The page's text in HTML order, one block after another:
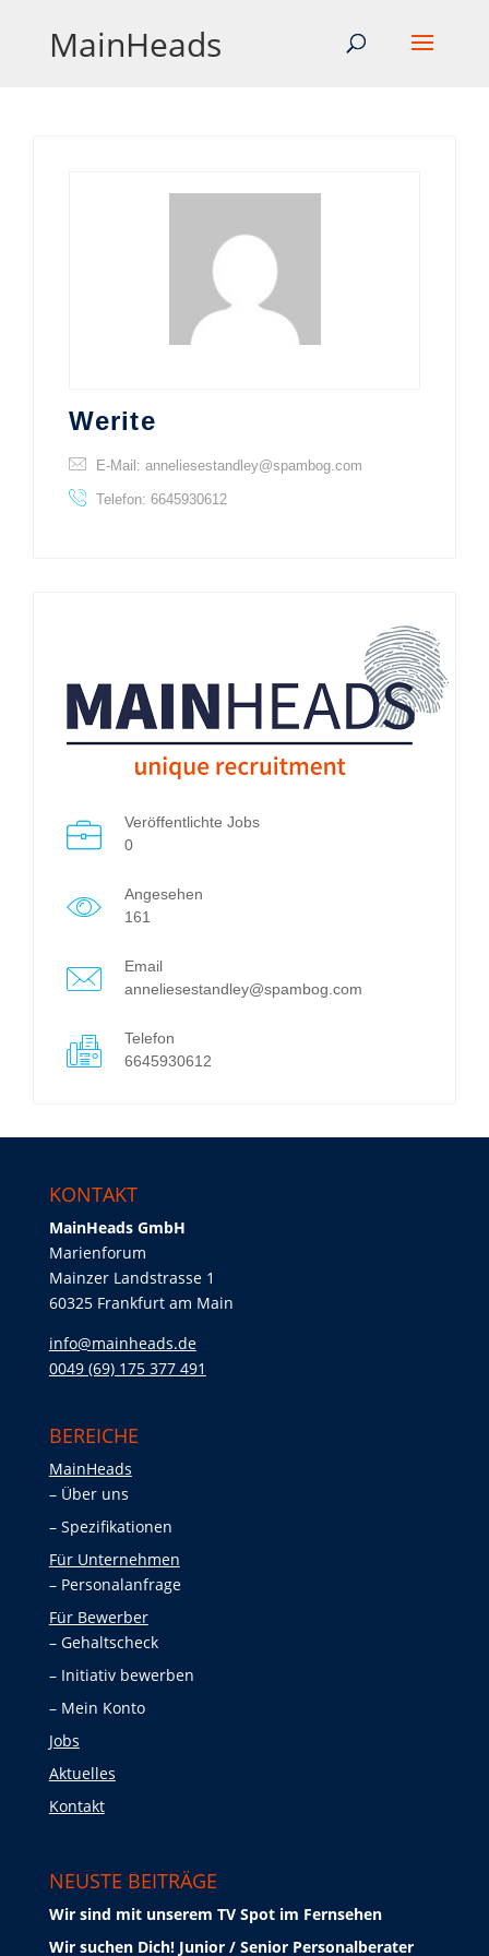
MainHeads
Werite
E-Mail: anneliesestandley@spambog.com
Telefon: 6645930612
Veröffentlichte Jobs
0
Angesehen
161
Email
anneliesestandley@spambog.com
Telefon
6645930612
KONTAKT
MainHeads GmbH
Marienforum
Mainzer Landstrasse 1
60325 Frankfurt am Main
info@mainheads.de
0049 (69) 175 377 491
BEREICHE
MainHeads
Über uns
Spezifikationen
Für Unternehmen
Personalanfrage
Für Bewerber
Gehaltscheck
Initiativ bewerben
Mein Konto
Jobs
Aktuelles
Kontakt
NEUSTE BEITRÄGE
Wir sind mit unserem TV Spot im Fernsehen
Wir suchen Dich! Junior / Senior Personalberater